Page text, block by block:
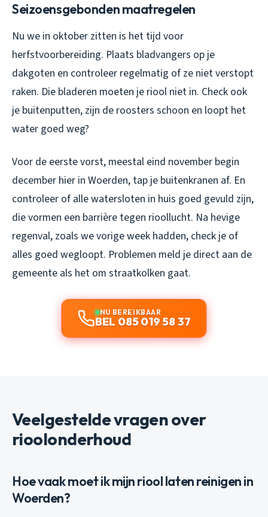
Seizoensgebonden maatregelen
Nu we in oktober zitten is het tijd voor
herfstvoorbereiding. Plaats bladvangers op je
dakgoten en controleer regelmatig of ze niet verstopt
raken. Die bladeren moeten je riool niet in. Check ook
je buitenputten, zijn de roosters schoon en loopt het
water goed weg?
Voor de eerste vorst, meestal eind november begin
december hier in Woerden, tap je buitenkranen af. En
controleer of alle watersloten in huis goed gevuld zijn,
die vormen een barrière tegen rioollucht. Na hevige
regenval, zoals we vorige week hadden, check je of
alles goed wegloopt. Problemen meld je direct aan de
gemeente als het om straatkolken gaat.
NU BEREIKBAAR
BEL 085 019 58 37
Veelgestelde vragen over
rioolonderhoud
Hoe vaak moet ik mijn riool laten reinigen in
Woerden?